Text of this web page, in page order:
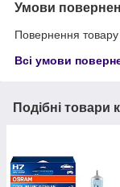
Умови
Повернення
Всі умови
Подібні товари